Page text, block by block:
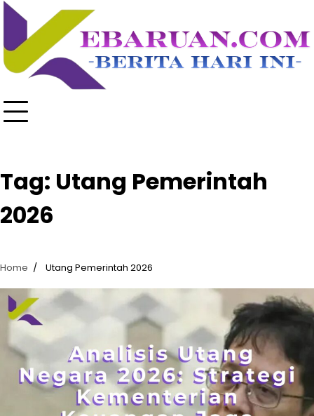
Skip
content
Tag: Utang Pemerintah
2026
Home Utang Pemerintah 2026